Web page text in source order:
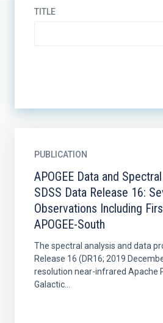
TITLE
PUBLICATION
APOGEE Data and
SDSS Data Release 16:
Observations Including
APOGEE-South
The spectral analysis and data
Release 16 (DR16; 2019
resolution near-infrared Apache
Galactic...